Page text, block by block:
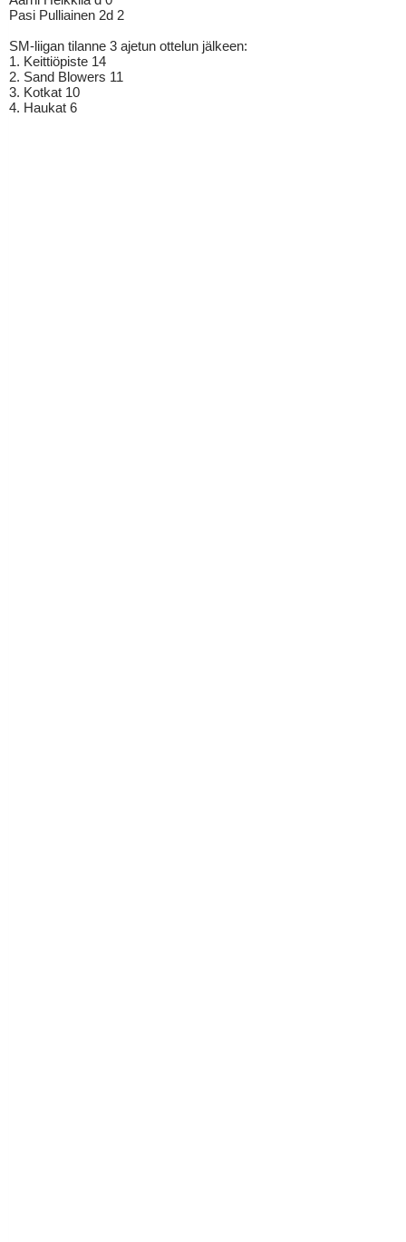
Pasi Pulliainen 2d 2
SM-liigan tilanne 3 ajetun ottelun jälkeen:
1. Keittiöpiste 14
2. Sand Blowers 11
3. Kotkat 10
4. Haukat 6